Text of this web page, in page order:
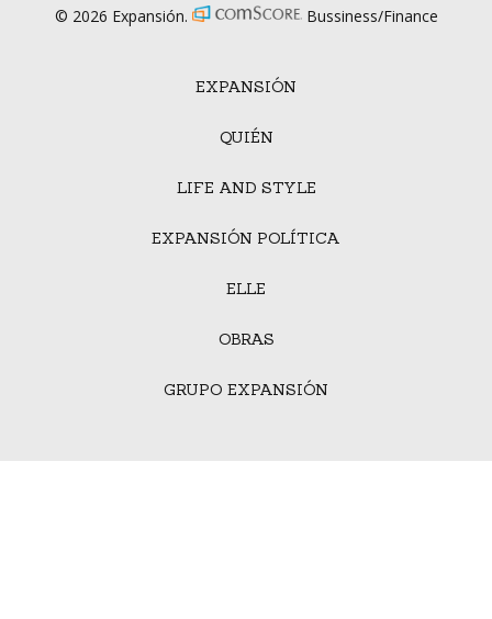
EXPANSIÓN
QUIÉN
LIFE AND STYLE
EXPANSIÓN POLÍTICA
ELLE
OBRAS
GRUPO EXPANSIÓN
© 2026 Expansión. Bussiness/Finance